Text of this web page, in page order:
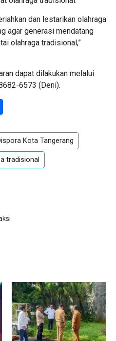
dan lestarikan olahraga
agar generasi mendatang
olahraga tradisional,”
dapat dilakukan melalui
6573 (Deni).
Kota Tangerang
tradisional